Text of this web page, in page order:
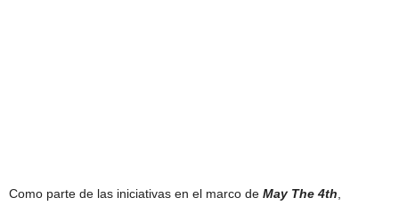
Como parte de las iniciativas en el marco de May The 4th